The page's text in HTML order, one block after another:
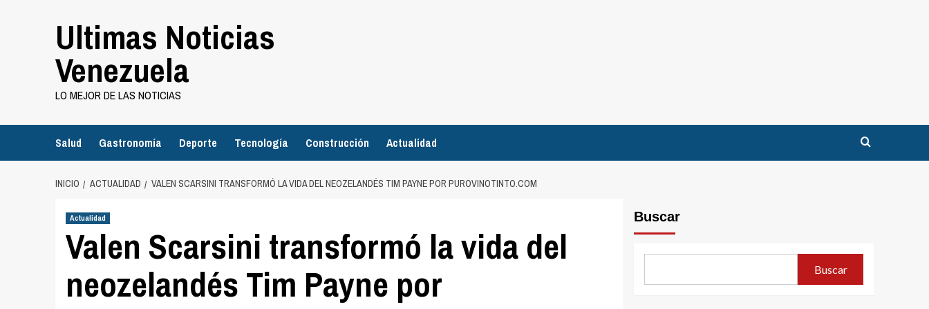
Ultimas Noticias
Venezuela
LO MEJOR DE LAS NOTICIAS
Salud Gastronomía Deporte Tecnología Construcción Actualidad
INICIO ACTUALIDAD VALEN SCARSINI TRANSFORMÓ LA VIDA DEL NEOZELANDÉS TIM PAYNE POR PUROVINOTINTO.COM
Actualidad
Valen Scarsini transformó la vida del
neozelandés Tim Payne por
Buscar
Buscar